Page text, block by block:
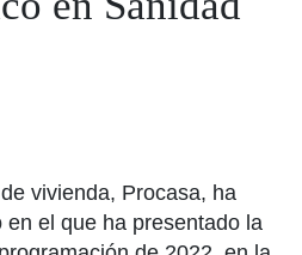
vivienda, Procasa, ha
el que ha presentado la